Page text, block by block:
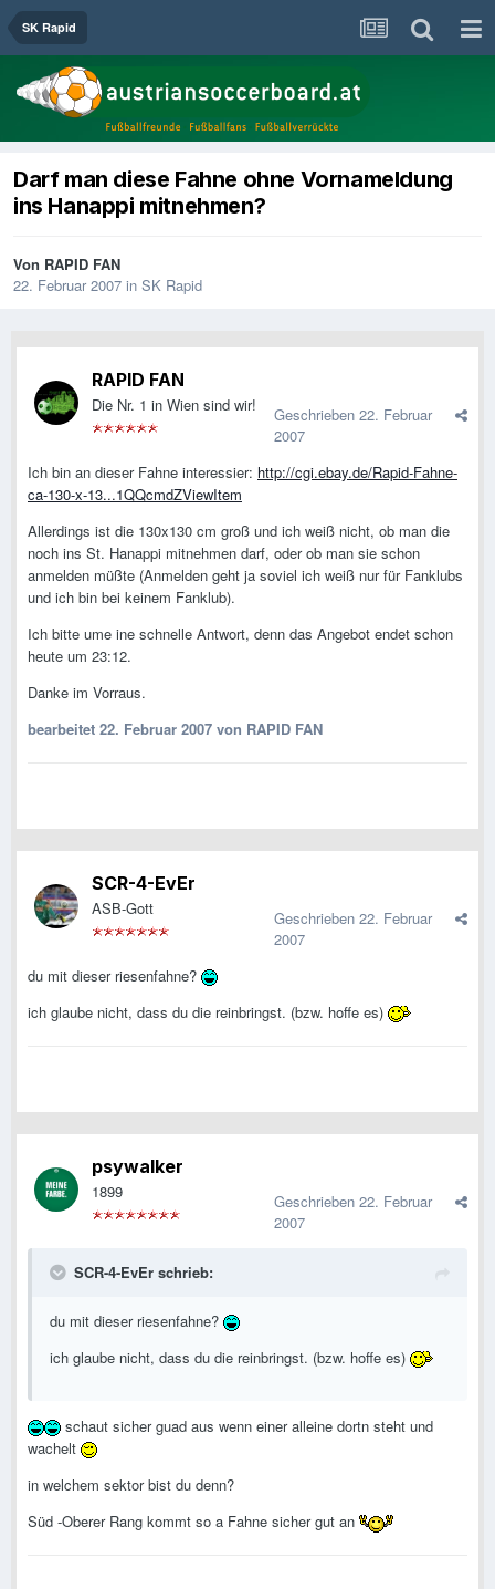
SK Rapid
Darf man diese Fahne ohne Vornameldung
ins Hanappi mitnehmen?
Von RAPID FAN
22. Februar 2007 in SK Rapid
RAPID FAN
Die Nr. 1 in Wien sind wir! Geschrieben 22. Februar
2007
Ich bin an dieser Fahne interessier: http://cgi.ebay.de/Rapid-Fahne-
ca-130-x-13...1QQcmdZViewItem
Allerdings ist die 130x130 cm groß und ich weiß nicht, ob man die
noch ins St. Hanappi mitnehmen darf, oder ob man sie schon
anmelden müßte (Anmelden geht ja soviel ich weiß nur für Fanklubs
und ich bin bei keinem Fanklub).
Ich bitte ume ine schnelle Antwort, denn das Angebot endet schon
heute um 23:12.
Danke im Vorraus.
bearbeitet 22. Februar 2007 von RAPID FAN
SCR-4-EvEr
ASB-Gott Geschrieben 22. Februar
2007
du mit dieser riesenfahne?
ich glaube nicht, dass du die reinbringst. (bzw. hoffe es)
psywalker
1899 Geschrieben 22. Februar
2007
SCR-4-EvEr schrieb:
du mit dieser riesenfahne?
ich glaube nicht, dass du die reinbringst. (bzw. hoffe es)
schaut sicher guad aus wenn einer alleine dortn steht und
wachelt
in welchem sektor bist du denn?
Süd -Oberer Rang kommt so a Fahne sicher gut an